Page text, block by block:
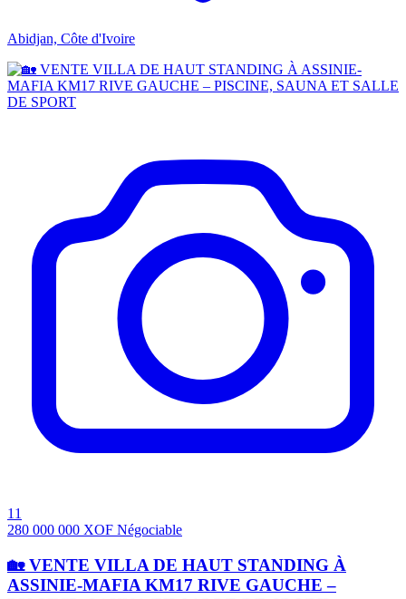
Abidjan, Côte d'Ivoire
11
280 000 000 XOF Négociable
🏡 VENTE VILLA DE HAUT STANDING À
ASSINIE-MAFIA KM17 RIVE GAUCHE –